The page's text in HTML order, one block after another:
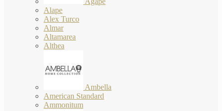
Alape
Alex Turco
Almar
Altamarea
Althea
Ambella
American Standard
Ammonitum